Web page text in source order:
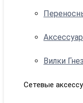
Вилки
Сетевые